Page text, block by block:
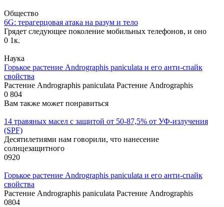
Общество
6G: терагерцовая атака на разум и тело
Грядет следующее поколение мобильных телефонов, и оно
0 1к.
Наука
Горькое растение Andrographis paniculata и его анти-спайк
свойства
Растение Andrographis paniculata Растение Andrographis
0 804
Вам также может понравиться
14 травяных масел с защитой от 50-87,5% от УФ-излучения
(SPF)
Десятилетиями нам говорили, что нанесение
солнцезащитного
0920
Горькое растение Andrographis paniculata и его анти-спайк
свойства
Растение Andrographis paniculata Растение Andrographis
0804